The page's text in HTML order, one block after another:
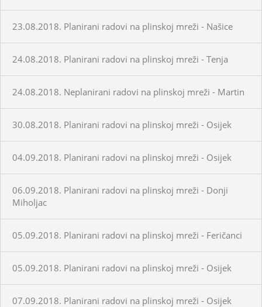
23.08.2018. Planirani radovi na plinskoj mreži - Našice
24.08.2018. Planirani radovi na plinskoj mreži - Tenja
24.08.2018. Neplanirani radovi na plinskoj mreži - Martin
30.08.2018. Planirani radovi na plinskoj mreži - Osijek
04.09.2018. Planirani radovi na plinskoj mreži - Osijek
06.09.2018. Planirani radovi na plinskoj mreži - Donji
Miholjac
05.09.2018. Planirani radovi na plinskoj mreži - Feričanci
05.09.2018. Planirani radovi na plinskoj mreži - Osijek
07.09.2018. Planirani radovi na plinskoj mreži - Osijek